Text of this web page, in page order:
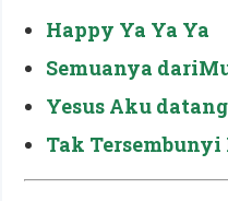
Happy Ya Ya Ya
Semuanya
Yesus Aku
Tak